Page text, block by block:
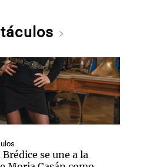
se une a la